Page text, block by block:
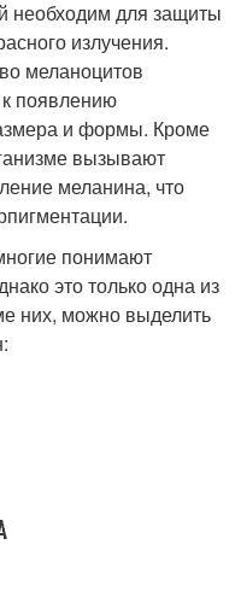
необходим для защиты
излучения.
меланоцитов
появлению
и формы. Кроме
вызывают
меланина, что
понимают
это только одна из
них, можно выделить